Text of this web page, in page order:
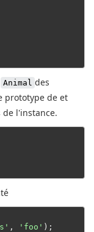
Animal des
prototype de et
l'instance.
, 'foo'